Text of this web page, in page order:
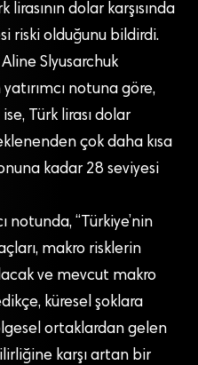
dolar karşısında
riski olduğunu bildirdi.
Slyusarchuk
notuna göre,
Türk lirası dolar
çok daha kısa
kadar 28 seviyesi
notunda, “Türkiye’nin
makro risklerin
ve mevcut makro
küresel şoklara
ortaklardan gelen
karşı artan bir